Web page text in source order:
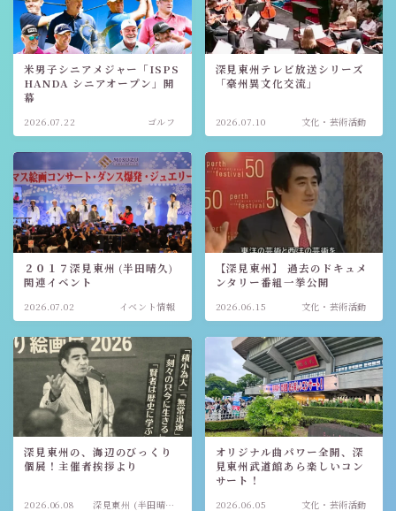
米男子シニアメジャー「ISPS
HANDA シニアオープン」開
幕
2026.07.22 ゴルフ
深見東州テレビ放送シリーズ
「豪州異文化交流」
2026.07.10 文化・芸術活動
２０１７深見東州 (半田晴久)
関連イベント
2026.07.02 イベント情報
【深見東州】 過去のドキュメ
ンタリー番組一挙公開
2026.06.15 文化・芸術活動
深見東州の、海辺のびっくり
個展！主催者挨拶より
2026.06.08
深見東州 (半田晴
オリジナル曲パワー全開、深
見東州武道館あら楽しいコン
サート！
2026.06.05 文化・芸術活動